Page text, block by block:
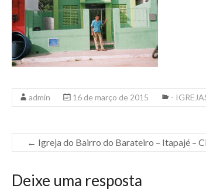
admin 16 de março de 2015 -
← Igreja do Bairro do Barateiro – Itapajé –
Deixe uma resposta